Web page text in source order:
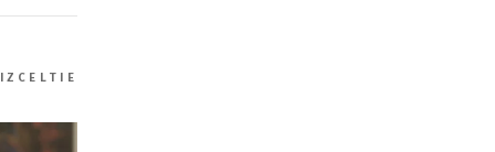
IZCELTIE